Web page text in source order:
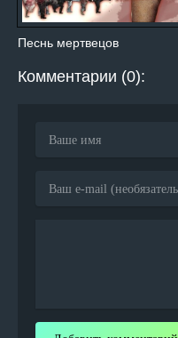
Песнь мертвецов
Комментарии (0):